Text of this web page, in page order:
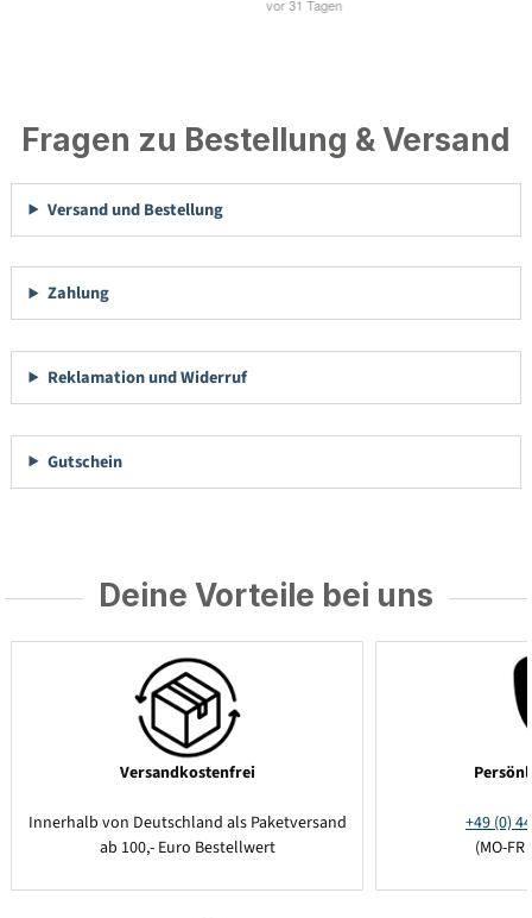
Fragen zu Bestellung & Versand
Versand und Bestellung
Zahlung
Reklamation und Widerruf
Gutschein
Deine Vorteile bei uns
Versandkostenfrei
Innerhalb von Deutschland als Paketversand
ab 100,- Euro Bestellwert
+49 (0)
(MO-